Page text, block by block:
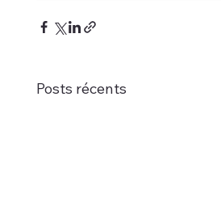
Posts récents